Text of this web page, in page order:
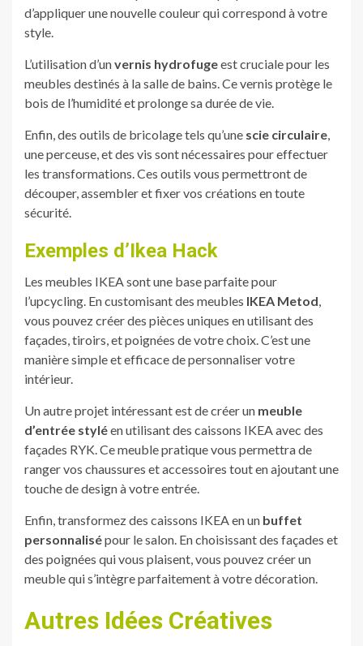
d’appliquer une nouvelle couleur qui correspond à votre
style.
L’utilisation d’unvernis hydrofugeest cruciale pour les
meubles destinés à la salle de bains. Ce vernis protège le
bois de l’humidité et prolonge sa durée de vie.
Enfin, des outils de bricolage tels qu’une scie circulaire
une perceuse, et des vis sont nécessaires pour effectuer
les transformations. Ces outils vous permettront de
découper, assembler et fixer vos créations en toute
sécurité.
Exemples d’Ikea Hack
Les meubles IKEA sont une base parfaite pour
l’upcycling. En customisant des meubles IKEA Metod
vous pouvez créer des pièces uniques en utilisant des
façades, tiroirs, et poignées de votre choix. C’est une
manière simple et efficace de personnaliser votre
intérieur.
Un autre projet intéressant est de créer un meuble
d’entrée styléen utilisant des caissons IKEA avec des
façades RYK. Ce meuble pratique vous permettra de
ranger vos chaussures et accessoires tout en ajoutant une
touche de design à votre entrée.
Enfin, transformez des caissons IKEA en un buffet
personnalisépour le salon. En choisissant des façades et
des poignées qui vous plaisent, vous pouvez créer un
meuble qui s’intègre parfaitement à votre décoration.
Autres Idées Créatives